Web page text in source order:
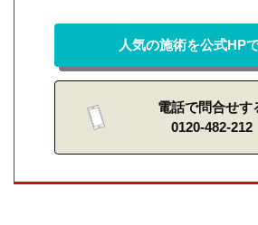
人気の施術を公式HP
電話で問合せす
0120-482-212